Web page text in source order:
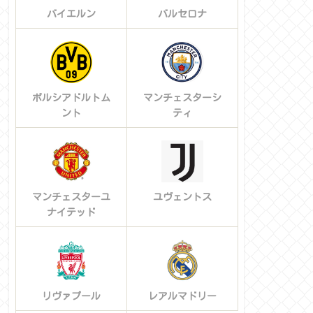
バイエルン バルセロナ
ボルシアドルトム
ント
マンチェスターシ
ティ
マンチェスターユ
ナイテッド
ユヴェントス
リヴァプール レアルマドリー